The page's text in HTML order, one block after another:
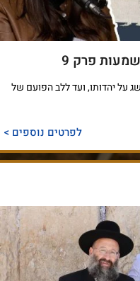
הדחף הבלתי מוסבר לחיפוש משמעות פרק 9
על יהדותו, ועד ללב הפועם של
לפרטים נוספים >